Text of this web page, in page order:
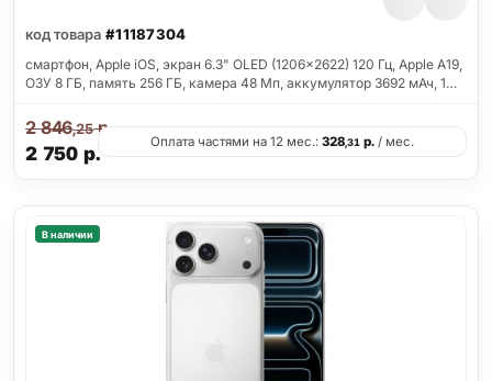
код товара #11187304
смартфон, Apple iOS, экран 6.3" OLED (1206x2622) 120 Гц, Apple A19,
ОЗУ 8 ГБ, память 256 ГБ, камера 48 Мп, аккумулятор 3692 мАч, 1…
2 750 р.
2 846,25р.
Оплата частями на 12 мес.: 328,31 р. / мес.
В наличии